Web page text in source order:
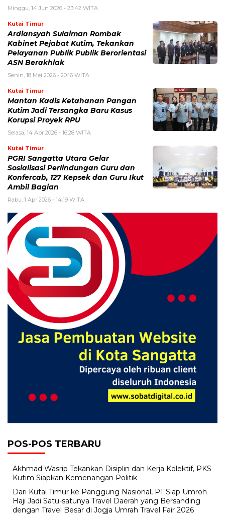
Minggu, 14 Jun 2026 - 23:42 WITA
Kutai Timur
Ardiansyah Sulaiman Rombak
Kabinet Pejabat Kutim, Tekankan
Pelayanan Publik Publik Berorientasi
ASN Berakhlak
Senin, 18 Mei 2026 - 20:16 WITA
Kutai Timur
Mantan Kadis Ketahanan Pangan
Kutim Jadi Tersangka Baru Kasus
Korupsi Proyek RPU
Selasa, 14 Apr 2026 - 16:28 WITA
Kutai Timur
PGRI Sangatta Utara Gelar
Sosialisasi Perlindungan Guru dan
Konfercab, 127 Kepsek dan Guru Ikut
Ambil Bagian
Rabu, 1 Apr 2026 - 14:19 WITA
POS-POS TERBARU
Akhmad Wasrip Tekankan Disiplin dan Kerja Kolektif, PKS
Kutim Siapkan Kemenangan Politik
Dari Kutai Timur ke Panggung Nasional, PT Siap Umroh
Haji Jadi Satu-satunya Travel Daerah yang Bersanding
dengan Travel Besar di Jogja Umrah Travel Fair 2026